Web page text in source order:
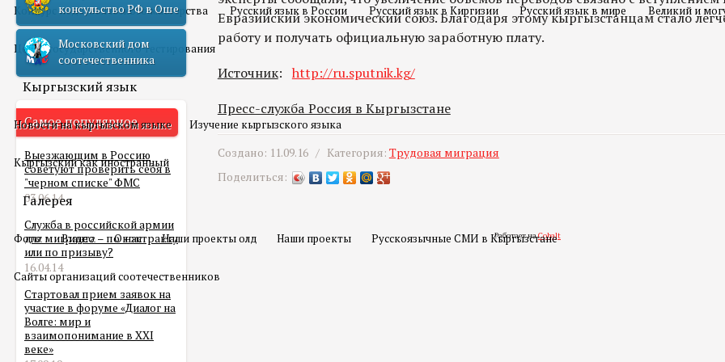
Конкурс педагогического мастерства Русский язык в России Русский язык в Киргизии Русский язык в мире Великий и
Центр государственного тестирования
Кыргызский язык
Новости на кыргызском языке Изучение кыргызского языка
Кыргызский как иностранный
Галерея
Фото Видео О нас Наши проекты олд Наши проекты Русскоязычные СМИ в Кыргызстане
Сайты организаций соотечественников
консульство РФ в Оше
Московский дом
соотечественника
Самое популярное
Выезжающим в Россию
советуют проверить себя в
"черном списке" ФМС
03.06.14
Служба в российской армии
для мигранта – по контракту
или по призыву?
16.04.14
Стартовал прием заявок на
участие в форуме «Диалог на
Волге: мир и
взаимопонимание в XXI
веке»
Евразийский экономический союз. Благодаря этому кыргызстанцам стало
работу и получать официальную заработную плату.
Источник: http://ru.sputnik.kg/
Пресс-служба Россия в Кыргызстане
Создано: 11.09.16 / Категория: Трудовая миграция
Поделиться:
Работает наCobalt